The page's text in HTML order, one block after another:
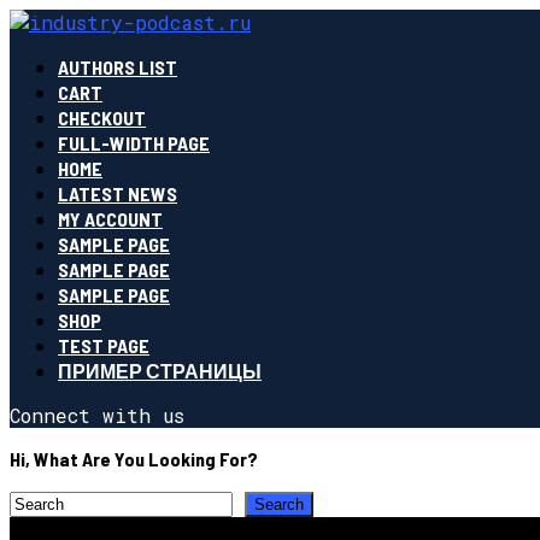
AUTHORS LIST
CART
CHECKOUT
FULL-WIDTH PAGE
HOME
LATEST NEWS
MY ACCOUNT
SAMPLE PAGE
SAMPLE PAGE
SAMPLE PAGE
SHOP
TEST PAGE
ПРИМЕР СТРАНИЦЫ
Connect with us
Hi, What Are You Looking For?